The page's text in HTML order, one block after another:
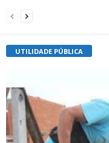
UTILIDADE PÚBLICA